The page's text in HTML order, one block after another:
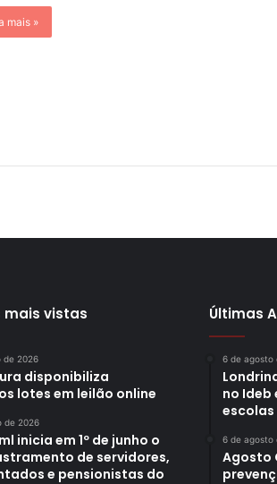
mais »
mais vistas
de 2026
disponibiliza
lotes em leilão online
de 2026
inicia em 1º de junho o
de servidores,
e pensionistas do
Últimas
6 de agosto
no Ideb
6 de agosto
Agosto